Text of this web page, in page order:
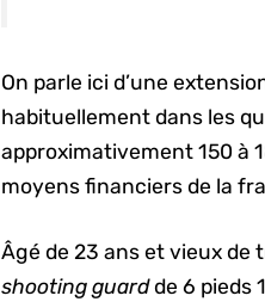
On parle ici d’une
habituellement dans les
approximativement 150 à
moyens financiers de la
Âgé de 23 ans et vieux de
shooting guardde 6 pieds